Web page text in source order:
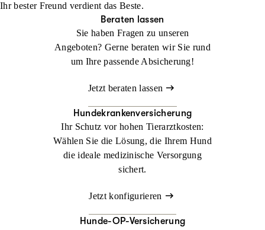
Jetzt konfigurieren Beraten lassen
haften Sie, notfalls mit Ihrem ganzen Vermögen. Schützen Sie
sich daher mit unseren speziellen Angeboten der Jagd-
Haftpflichtversicherung und der Wassersport-
Haftpflichtversicherung vor den finanziellen Folgen.
Ihr bester Freund verdient das Beste.
Beraten lassen
Sie haben Fragen zu unseren
Angeboten? Gerne beraten wir Sie rund
um Ihre passende Absicherung!
Jetzt beraten lassen
Hundekrankenversicherung
Ihr Schutz vor hohen Tierarztkosten:
Wählen Sie die Lösung, die Ihrem Hund
die ideale medizinische Versorgung
sichert.
Jetzt konfigurieren
Hunde-OP-Versicherung